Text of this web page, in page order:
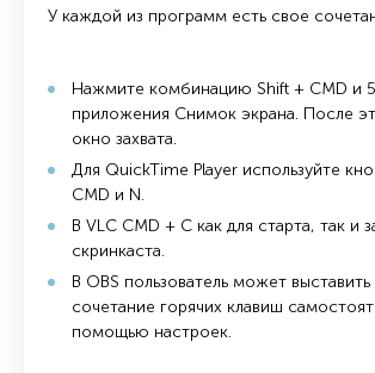
У каждой из программ есть свое
Нажмите комбинацию Shift + CMD и
приложения Снимок экрана. После
окно захвата.
Для QuickTime Player используйте
CMD и N.
В VLC CMD + C как для старта, так и
скринкаста.
В OBS пользователь может
сочетание горячих клавиш
помощью настроек.